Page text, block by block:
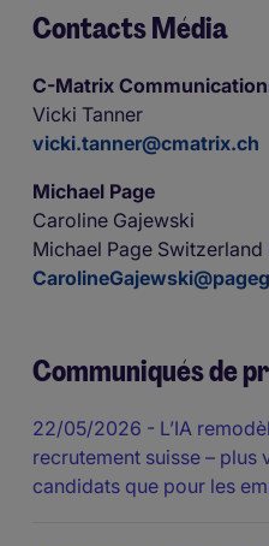
Contacts Média
C-Matrix
Vicki Tanner
vicki.tanner@cmatrix.ch
Michael Page
Caroline Gajewski
Michael Page
Communiqués de
22/05/2026 - L’IA
recrutement suisse – plus
candidats que pour les